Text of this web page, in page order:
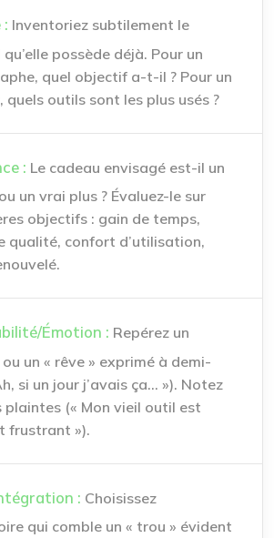
: Inventoriez subtilement le
possède déjà. Pour un
quel objectif a-t-il ? Pour un
quels outils sont les plus usés ?
: Le cadeau envisagé est-il un
un vrai plus ? Évaluez-le sur
objectifs : gain de temps,
qualité, confort d’utilisation,
Émotion : Repérez un
un « rêve » exprimé à demi-
si un jour j’avais ça… »). Notez
plaintes (« Mon vieil outil est
frustrant »).
: Choisissez
qui comble un « trou » évident